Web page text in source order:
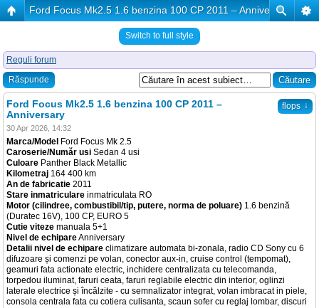
Ford Focus Mk2.5 1.6 benzina 100 CP 2011 – Anniversary
Switch to full style
Reguli forum
Răspunde
flops ↓
Ford Focus Mk2.5 1.6 benzina 100 CP 2011 –
Anniversary
30 Apr 2026, 14:32
Marca/Model Ford Focus Mk 2.5
Caroserie/Număr usi Sedan 4 usi
Culoare Panther Black Metallic
Kilometraj 164 400 km
An de fabricatie 2011
Stare inmatriculare inmatriculata RO
Motor (cilindree, combustibil/tip, putere, norma de poluare) 1.6 benzină
(Duratec 16V), 100 CP, EURO 5
Cutie viteze manuala 5+1
Nivel de echipareAnniversary
Detalii nivel de echipare climatizare automata bi-zonala, radio CD Sony cu 6
difuzoare și comenzi pe volan, conector aux-in, cruise control (tempomat),
geamuri fata actionate electric, inchidere centralizata cu telecomanda,
torpedou iluminat, faruri ceata, faruri reglabile electric din interior, oglinzi
laterale electrice și încălzite - cu semnalizator integrat, volan imbracat in piele,
consola centrala fata cu cotiera culisanta, scaun sofer cu reglaj lombar, discuri